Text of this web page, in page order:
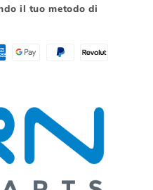
il tuo metodo di